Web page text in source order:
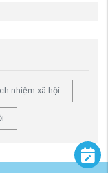
nhiệm xã hội